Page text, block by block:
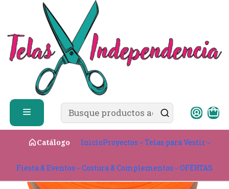
Catálogo InicioProyectos Telas para Vestir
Fiesta & Eventos Costura & Complementos OFERTAS
✨ ¿Cómo comprar?
Costura & Complementos